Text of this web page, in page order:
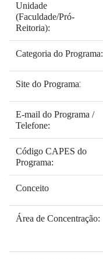
Unidade
(Faculdade/Pró-
Reitoria):
Categoria do Programa:
Site do Programa:
E-mail do Programa /
Telefone:
Código CAPES do
Programa:
Conceito
Área de Concentração: